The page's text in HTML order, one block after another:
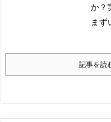
か？
まず
記事を読